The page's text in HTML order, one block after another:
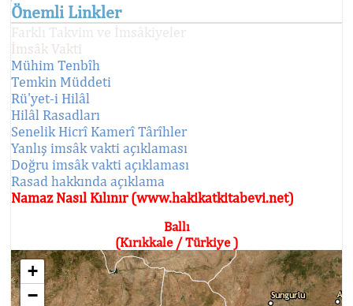
Önemli Linkler
Farklı Takvim ve İmsâkiyeler
İmsâk Vakti
Mühim Tenbîh
Temkin Müddeti
Rü'yet-i Hilâl
Hilâl Rasadları
Senelik Hicrî Kamerî Târîhler
Yanlış imsâk vakti açıklaması
Doğru imsâk vakti açıklaması
Rasad hakkında açıklama
Namaz Nasıl Kılınır (www.hakikatkitabevi.net)
Ballı
(Kırıkkale / Türkiye )
+
−